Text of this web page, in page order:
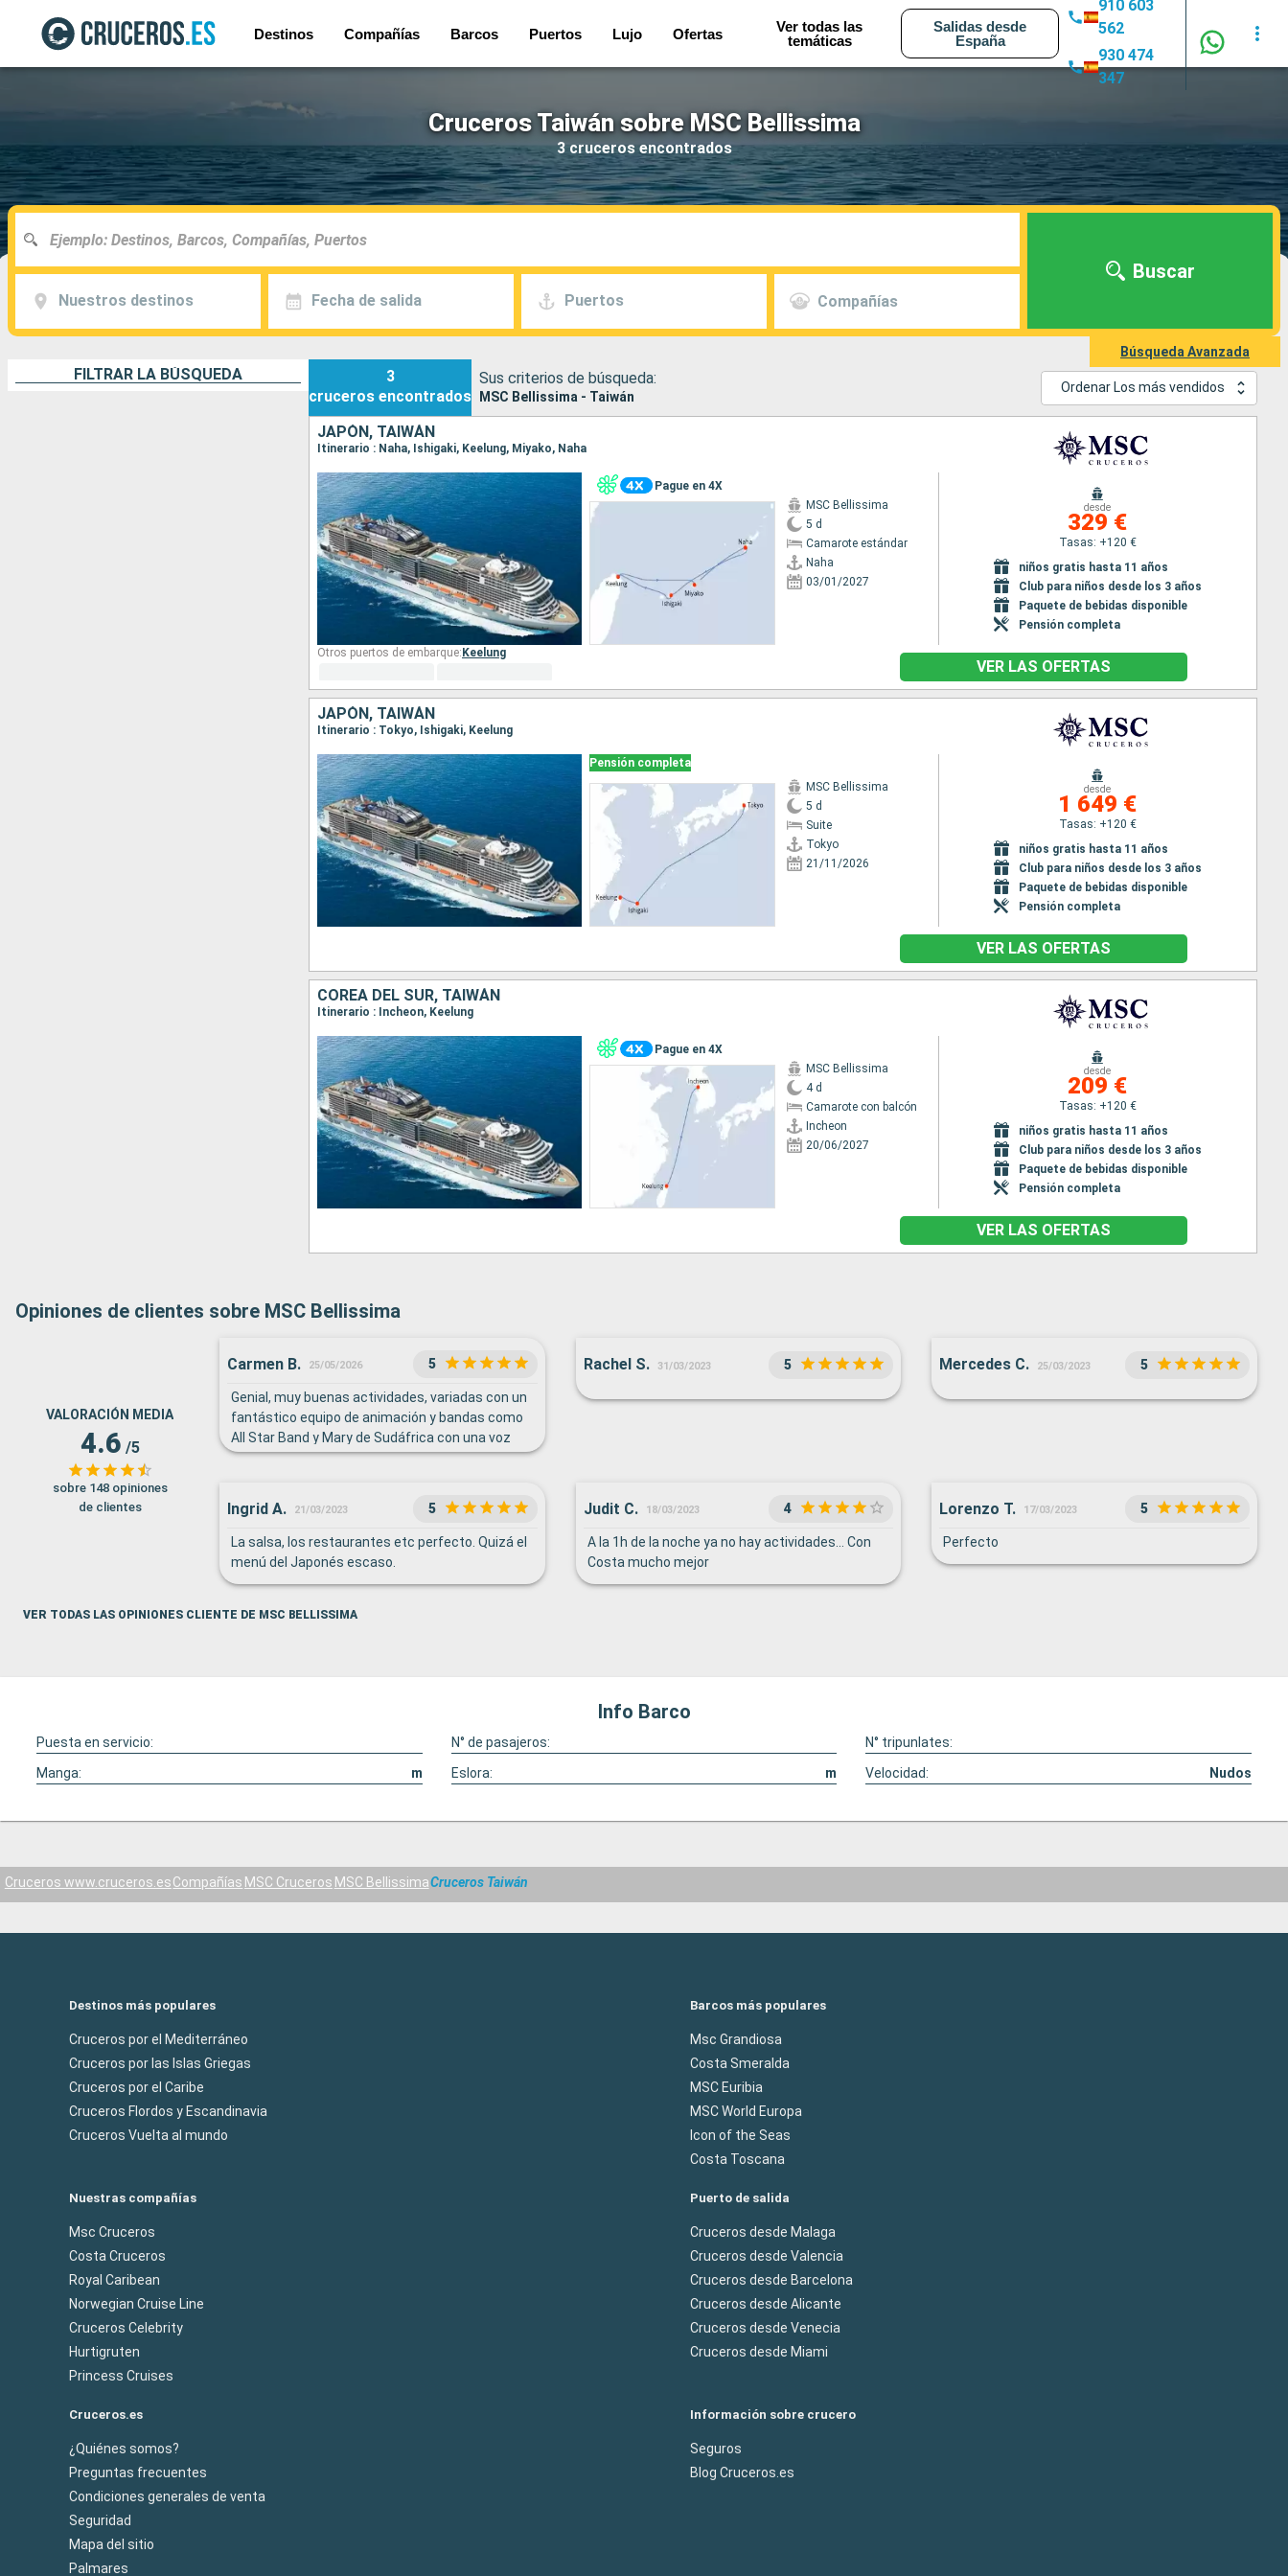
Destinos Compañías Barcos Puertos Lujo Ofertas
Ver todas las
temáticas
Salidas desde
España
910 603
562
930 474
347
Cruceros Taiwán sobre MSC Bellissima
3 cruceros encontrados
Nuestros destinos Fecha de salida Puertos Compañías
Buscar
Búsqueda Avanzada
FILTRAR LA BÚSQUEDA
3
cruceros encontrados
Sus criterios de búsqueda:
MSC Bellissima - Taiwán
Ordenar Los más vendidos
JAPÓN, TAIWÁN
Itinerario : Naha, Ishigaki, Keelung, Miyako, Naha
Pague en 4X
MSC Bellissima
5 d
Camarote estándar
Naha
03/01/2027
desde
329 €
Tasas: +120 €
niños gratis hasta 11 años
Club para niños desde los 3 años
Paquete de bebidas disponible
Pensión completa
Otros puertos de embarque: Keelung
VER LAS OFERTAS
JAPÓN, TAIWÁN
Itinerario : Tokyo, Ishigaki, Keelung
Pensión completa
MSC Bellissima
5 d
Suite
Tokyo
21/11/2026
desde
1 649 €
Tasas: +120 €
niños gratis hasta 11 años
Club para niños desde los 3 años
Paquete de bebidas disponible
Pensión completa
VER LAS OFERTAS
COREA DEL SUR, TAIWÁN
Itinerario : Incheon, Keelung
Pague en 4X
MSC Bellissima
4 d
Camarote con balcón
Incheon
20/06/2027
desde
209 €
Tasas: +120 €
niños gratis hasta 11 años
Club para niños desde los 3 años
Paquete de bebidas disponible
Pensión completa
VER LAS OFERTAS
Opiniones de clientes sobre MSC Bellissima
VALORACIÓN MEDIA
4.6 /5
sobre 148 opiniones
de clientes
Carmen B. 25/05/2026 5
Genial, muy buenas actividades, variadas con un
fantástico equipo de animación y bandas como
All Star Band y Mary de Sudáfrica con una voz
extraordinaria.
Rachel S. 31/03/2023 5 Mercedes C. 25/03/2023 5
Ingrid A. 21/03/2023 5
La salsa, los restaurantes etc perfecto. Quizá el
menú del Japonés escaso.
Judit C. 18/03/2023 4
A la 1h de la noche ya no hay actividades... Con
Costa mucho mejor
Lorenzo T. 17/03/2023 5
Perfecto
VER TODAS LAS OPINIONES CLIENTE DE MSC BELLISSIMA
Info Barco
Puesta en servicio: N° de pasajeros:
N° tripunlates:
Manga:
m Eslora: m Velocidad: Nudos
Cruceros www.cruceros.esCompañías MSC Cruceros MSC BellissimaCruceros Taiwán
Destinos más populares
Cruceros por el Mediterráneo
Cruceros por las Islas Griegas
Cruceros por el Caribe
Cruceros Flordos y Escandinavia
Cruceros Vuelta al mundo
Barcos más populares
Msc Grandiosa
Costa Smeralda
MSC Euribia
MSC World Europa
Icon of the Seas
Costa Toscana
Nuestras compañías
Msc Cruceros
Costa Cruceros
Royal Caribean
Norwegian Cruise Line
Cruceros Celebrity
Hurtigruten
Princess Cruises
Puerto de salida
Cruceros desde Malaga
Cruceros desde Valencia
Cruceros desde Barcelona
Cruceros desde Alicante
Cruceros desde Venecia
Cruceros desde Miami
Cruceros.es
¿Quiénes somos?
Preguntas frecuentes
Condiciones generales de venta
Seguridad
Mapa del sitio
Palmares
Información sobre crucero
Seguros
Blog Cruceros.es